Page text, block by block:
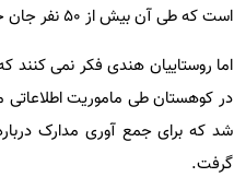
است که طی آن بیش از 50 نفر جان خود را از دست دادند.
اما روستاییان هندی فکر نمی کنند
گرفت.